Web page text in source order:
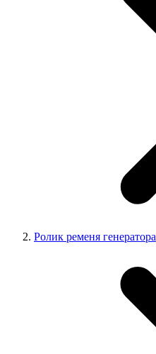
Ролик ременя генератора